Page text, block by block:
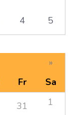
4 5
»
Fr
Sa
31 1